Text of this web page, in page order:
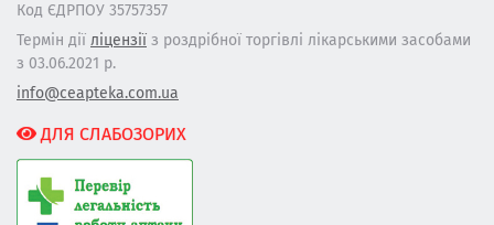
Код ЄДРПОУ 35757357
Термін дії ліцензії з роздрібної торгівлі лікарськими засобами
з 03.06.2021 р.
info@ceapteka.com.ua
ДЛЯ СЛАБОЗОРИХ